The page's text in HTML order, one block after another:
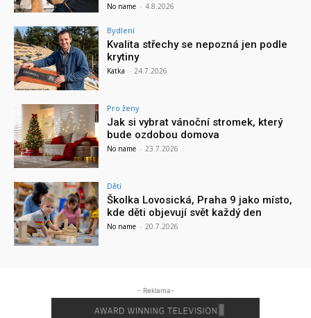
No name - 4.8.2026
Bydlení
Kvalita střechy se nepozná jen podle
krytiny
Katka - 24.7.2026
Pro ženy
Jak si vybrat vánoční stromek, který
bude ozdobou domova
No name - 23.7.2026
Děti
Školka Lovosická, Praha 9 jako místo,
kde děti objevují svět každý den
No name - 20.7.2026
- Reklama-